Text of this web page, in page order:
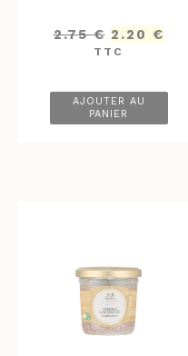
2.75€ Le
prix
2.75 €.
2.20 €
TTC
AJOUTER AU
PANIER